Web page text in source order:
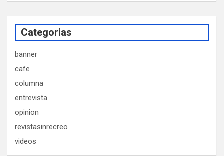
Categorias
banner
cafe
columna
entrevista
opinion
revistasinrecreo
videos